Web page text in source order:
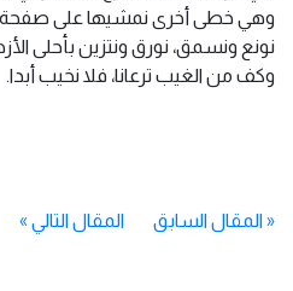
وهي خطى أخرى نمشيها على صفحة
نونع ونسمق، نورق ونتزين بأحلى
وكف من الغيب ترعانا، فلا نخيب أبدا.
«المقال السابق المقال التالي »